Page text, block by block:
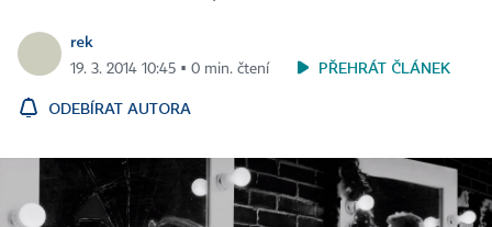
rek
19. 3. 2014 10:45 ▪ 0 min. čtení PŘEHRÁT ČLÁNEK
ODEBÍRAT AUTORA